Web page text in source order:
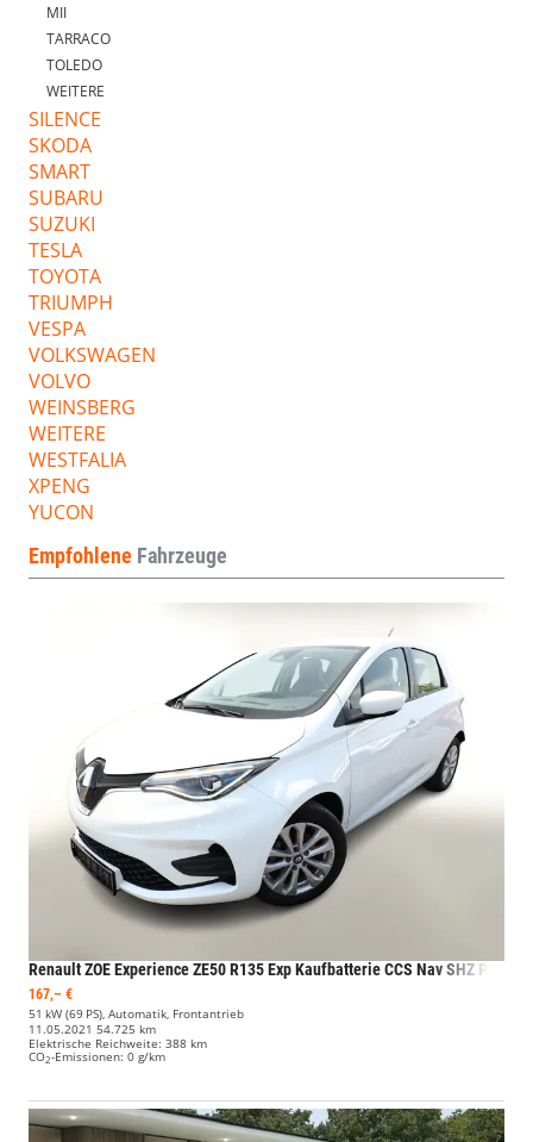
MII
TARRACO
TOLEDO
WEITERE
SILENCE
SKODA
SMART
SUBARU
SUZUKI
TESLA
TOYOTA
TRIUMPH
VESPA
VOLKSWAGEN
VOLVO
WEINSBERG
WEITERE
WESTFALIA
XPENG
YUCON
Empfohlene Fahrzeuge
Renault ZOEExperience ZE50 R135 Exp Kaufbatterie CCS Nav SHZ PDC
167,– €
51 kW (69 PS), Automatik, Frontantrieb
11.05.2021 54.725 km
Elektrische Reichweite: 388 km
CO2-Emissionen: 0 g/km